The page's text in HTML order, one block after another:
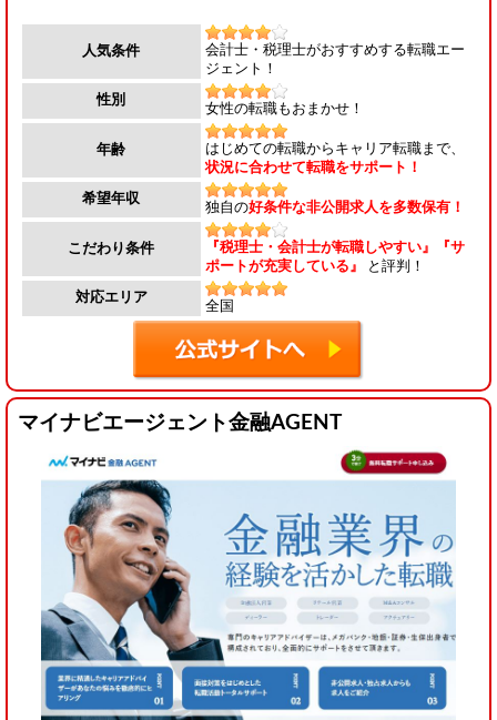
人気条件
会計士・税理士がおすすめする転職エー
ジェント！
性別
女性の転職もおまかせ！
年齢
はじめての転職からキャリア転職まで、
状況に合わせて転職をサポート！
希望年収
独自の好条件な非公開求人を多数保有！
こだわり条件
『税理士・会計士が転職しやすい』『サ
ポートが充実している』
と評判！
対応エリア
全国
マイナビエージェント金融AGENT